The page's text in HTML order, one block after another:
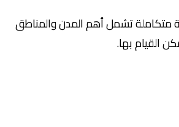
متكاملة تشمل أهم المدن والمناطق
القيام بها.